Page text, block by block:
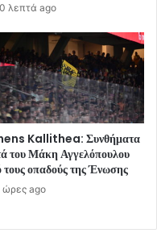
λεπτά ago
Kallithea: Συνθήματα
του Μάκη Αγγελόπουλου
τους οπαδούς της Ένωσης
ώρες ago